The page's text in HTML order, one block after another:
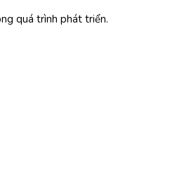
quá trình phát triển.